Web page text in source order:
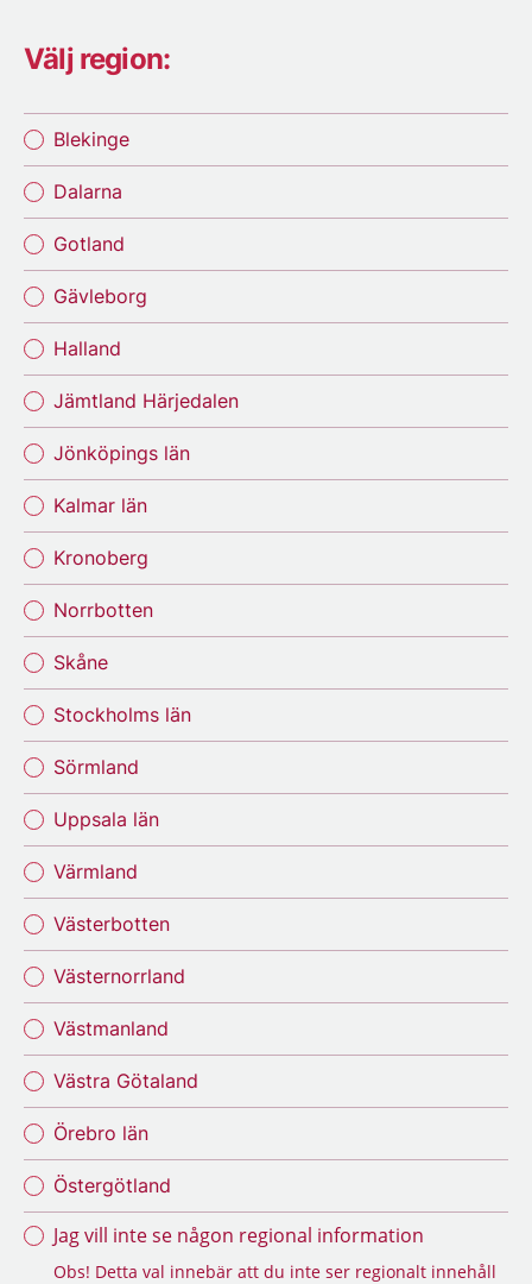
Välj region:
Blekinge
Dalarna
Gotland
Gävleborg
Halland
Jämtland Härjedalen
Jönköpings län
Kalmar län
Kronoberg
Norrbotten
Skåne
Stockholms län
Sörmland
Uppsala län
Värmland
Västerbotten
Västernorrland
Västmanland
Västra Götaland
Örebro län
Östergötland
Jag vill inte se någon regional information
Obs! Detta val innebär att du inte ser regionalt innehåll